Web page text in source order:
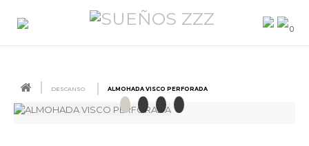
DESCANSO ALMOHADA VISCO PERFORADA
0